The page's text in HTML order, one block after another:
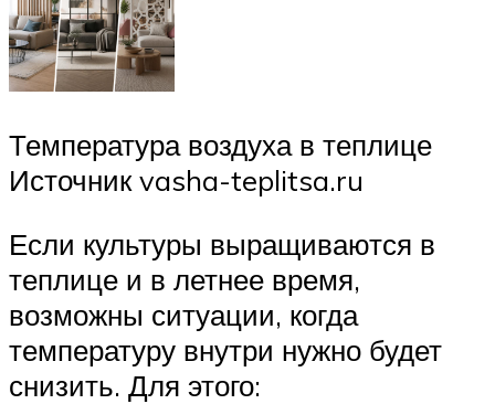
Температура воздуха в теплице
Источник vasha-teplitsa.ru
Если культуры выращиваются в
теплице и в летнее время,
возможны ситуации, когда
температуру внутри нужно будет
снизить. Для этого: